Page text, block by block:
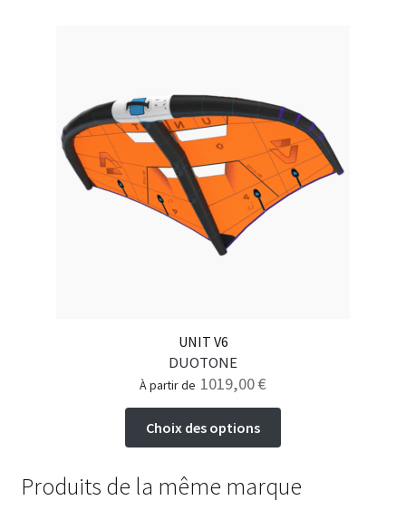
UNIT V6
DUOTONE
à partir de 1019,00€
Choix des options
plusieurs
Produits de la même marque